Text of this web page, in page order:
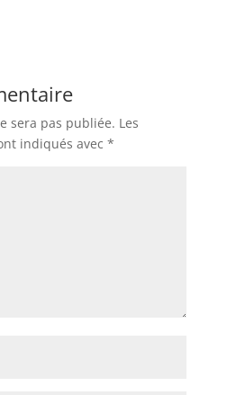
sera pas publiée. Les
indiqués avec *